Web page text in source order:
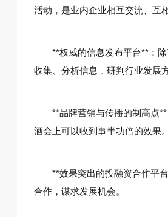
活动，是业内企业相互交流、互
**权威的信息发布平台**：
收集、分析信息，研判行业发展
**品牌营销与传播的制高点
酒会上可以收到事半功倍的效果。
**效果突出的投融资合作平
合作，谋求发展机会。